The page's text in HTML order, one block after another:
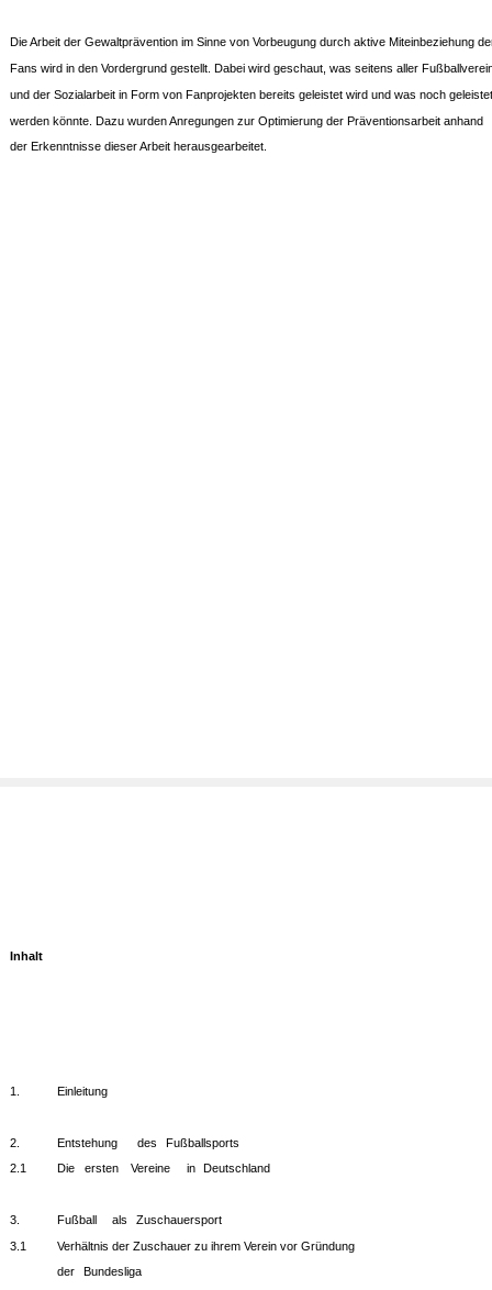
Die Arbeit der Gewaltprävention im Sinne von Vorbeugung durch aktive Miteinbeziehung
Fans wird in den Vordergrund gestellt. Dabei wird geschaut, was seitens aller
und der Sozialarbeit in Form von Fanprojekten bereits geleistet wird und was noch geleistet
werden könnte. Dazu wurden Anregungen zur Optimierung der Präventionsarbeit anhand
der Erkenntnisse dieser Arbeit herausgearbeitet.
Inhalt
1. Einleitung
2. Entstehung des
Fußballsports
2.1
Die ersten Vereine in Deutschland
3. Fußball als Zuschauersport
3.1
Verhältnis der Zuschauer zu ihrem Verein vor Gründung
der
Bundesliga